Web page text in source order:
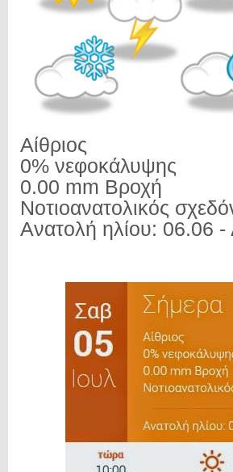
Αίθριος
0% νεφοκάλυψης
0.00 mm Βροχή
Νοτιοανατολικός
Ανατολή ηλίου: 06.06